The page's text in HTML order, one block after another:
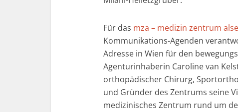
Für das mza – medizin zentrum
Kommunikations-Agenden
Adresse in Wien für den
Agenturinhaberin Caroline van
orthopädischer Chirurg,
und Gründer des Zentrums seine
medizinisches Zentrum rund um